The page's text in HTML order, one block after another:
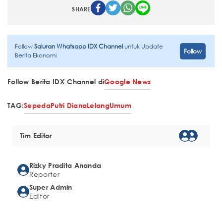
SHARE
FollowSaluran Whatsapp IDX Channeluntuk Update
Berita Ekonomi
Follow
Follow Berita IDX Channel diGoogle News
TAG:SepedaPutri DianaLelangUmum
Tim Editor
Rizky Pradita Ananda
Reporter
Super Admin
Editor